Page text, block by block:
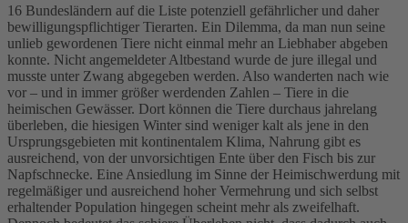
16 Bundesländern auf die Liste potenziell gefährlicher und daher
bewilligungspflichtiger Tierarten. Ein Dilemma, da man nun seine
unlieb gewordenen Tiere nicht einmal mehr an Liebhaber abgeben
konnte. Nicht angemeldeter Altbestand wurde de jure illegal und
musste unter Zwang abgegeben werden. Also wanderten nach wie
vor – und in immer größer werdenden Zahlen – Tiere in die
heimischen Gewässer. Dort können die Tiere durchaus jahrelang
überleben, die hiesigen Winter sind weniger kalt als jene in den
Ursprungsgebieten mit kontinentalem Klima, Nahrung gibt es
ausreichend, von der unvorsichtigen Ente über den Fisch bis zur
Napfschnecke. Eine Ansiedlung im Sinne der Heimischwerdung mit
regelmäßiger und ausreichend hoher Vermehrung und sich selbst
erhaltender Population hingegen scheint mehr als zweifelhaft.